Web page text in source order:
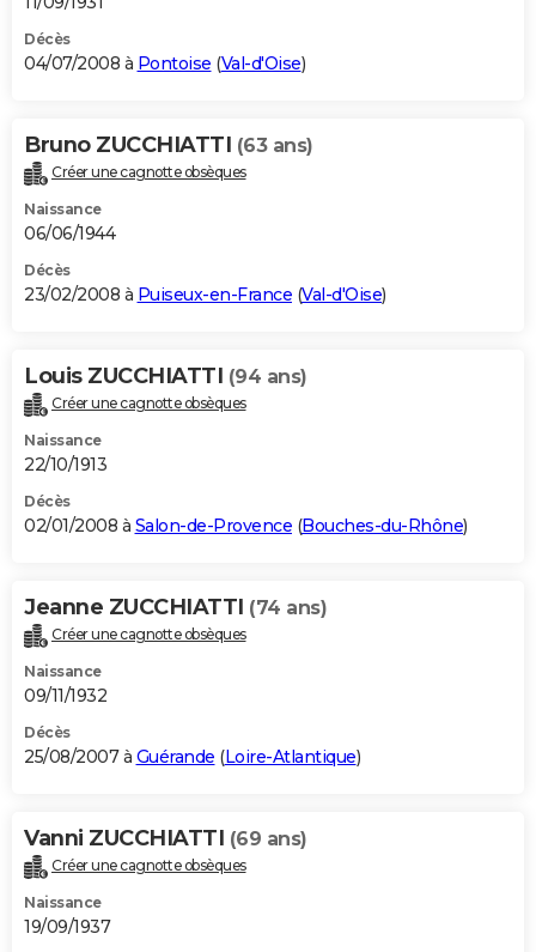
Décès
04/07/2008 à Pontoise (Val-d'Oise)
Bruno ZUCCHIATTI (63 ans)
Créer une cagnotte obsèques
Naissance
06/06/1944
Décès
23/02/2008 à Puiseux-en-France (Val-d'Oise)
Louis ZUCCHIATTI (94 ans)
Créer une cagnotte obsèques
Naissance
22/10/1913
Décès
02/01/2008 à Salon-de-Provence (Bouches-du-Rhône)
Jeanne ZUCCHIATTI (74 ans)
Créer une cagnotte obsèques
Naissance
09/11/1932
Décès
25/08/2007 à Guérande (Loire-Atlantique)
Vanni ZUCCHIATTI (69 ans)
Créer une cagnotte obsèques
Naissance
19/09/1937